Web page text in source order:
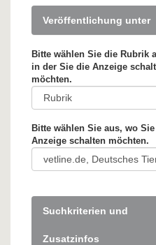
Veröffentlichung unter
Bitte wählen Sie die Rubrik
in der Sie die Anzeige
möchten.
Bitte wählen Sie aus, wo
Anzeige schalten möchten.
Suchkriterien und
Zusatzinfos